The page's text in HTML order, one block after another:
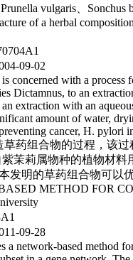
vulgaris、Sonchus
of a herbal composition
09-02
concerned with a process
Dictamnus, to an
extraction with an
amount of water,
cancer, H. pylori
药组合物的过程，该
茉莉属物种的植物材料
发明的草药组合物可以
METHOD FOR
09-28
a network-based method